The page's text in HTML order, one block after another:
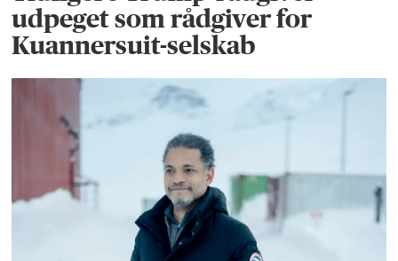
udpeget som rådgiver for
Kuannersuit-selskab